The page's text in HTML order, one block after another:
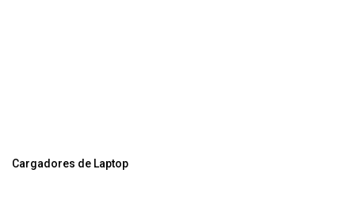
Cargadores de Laptop